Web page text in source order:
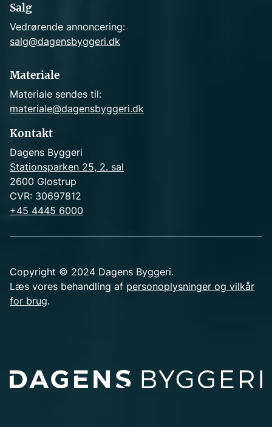
Salg
Vedrørende annoncering:
salg@dagensbyggeri.dk
Materiale
Materiale sendes til:
materiale@dagensbyggeri.dk
Kontakt
Dagens Byggeri
Stationsparken 25, 2. sal
2600 Glostrup
CVR: 30697812
+45 4445 6000
Copyright © 2024 Dagens Byggeri.
Læs vores behandling af personoplysninger og vilkår
for brug.